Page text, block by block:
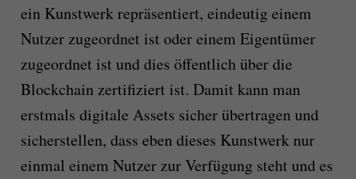
ein Kunstwerk repräsentiert, eindeutig einem
Nutzer zugeordnet ist oder einem Eigentümer
zugeordnet ist und dies öffentlich über die
Blockchain zertifiziert ist. Damit kann man
erstmals digitale Assets sicher übertragen und
sicherstellen, dass eben dieses Kunstwerk nur
einmal einem Nutzer zur Verfügung steht und es